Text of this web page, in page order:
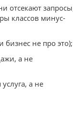
отсекают
классов минус-
бизнес не про это);
а не
а не